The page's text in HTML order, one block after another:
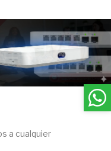
a cualquier